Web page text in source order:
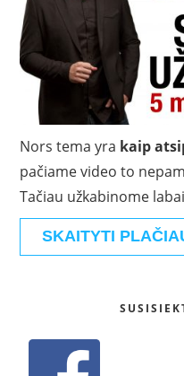
Nors tema yra kaip
pačiame video to
Tačiau užkabinome
SKAITYTI